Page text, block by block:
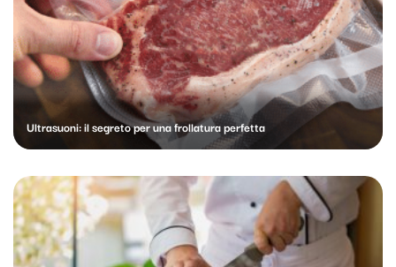
Ultrasuoni: il segreto per una frollatura perfetta